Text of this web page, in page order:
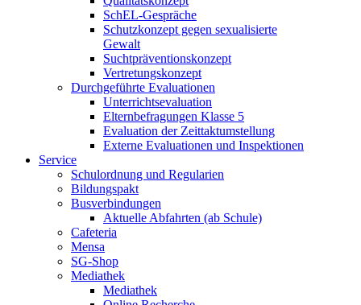
SchEL-Gespräche
Schutzkonzept gegen sexualisierte
Gewalt
Suchtpräventionskonzept
Vertretungskonzept
Durchgeführte Evaluationen
Unterrichtsevaluation
Elternbefragungen Klasse 5
Evaluation der Zeittaktumstellung
Externe Evaluationen und Inspektionen
Service
Schulordnung und Regularien
Bildungspakt
Busverbindungen
Aktuelle Abfahrten (ab Schule)
Cafeteria
Mensa
SG-Shop
Mediathek
Mediathek